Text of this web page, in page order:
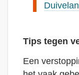
Tips tegen
Een